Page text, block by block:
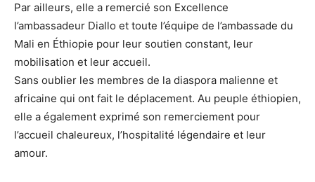
Par ailleurs, elle a remercié son Excellence
l’ambassadeur Diallo et toute l’équipe de l’ambassade du
Mali en Éthiopie pour leur soutien constant, leur
mobilisation et leur accueil.
Sans oublier les membres de la diaspora malienne et
africaine qui ont fait le déplacement. Au peuple éthiopien,
elle a également exprimé son remerciement pour
l’accueil chaleureux, l’hospitalité légendaire et leur
amour.